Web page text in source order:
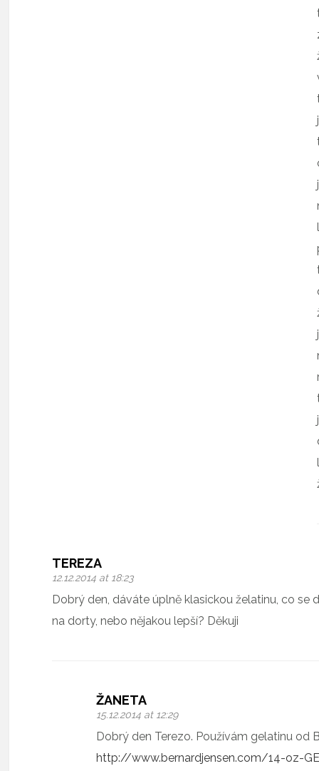
TEREZA
12.12.2014 at 18:23
Dobrý den, dáváte úplně klasickou želatinu, co
na dorty, nebo nějakou lepší? Děkuji
ŽANETA
15.12.2014 at 12:29
Dobrý den Terezo. Používám gelatinu od
http://www.bernardjensen.com/14-oz-